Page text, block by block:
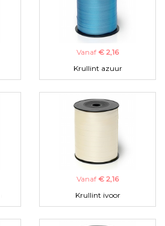
Vanaf € 2,16
Krullint azuur
Vanaf € 2,16
Krullint ivoor